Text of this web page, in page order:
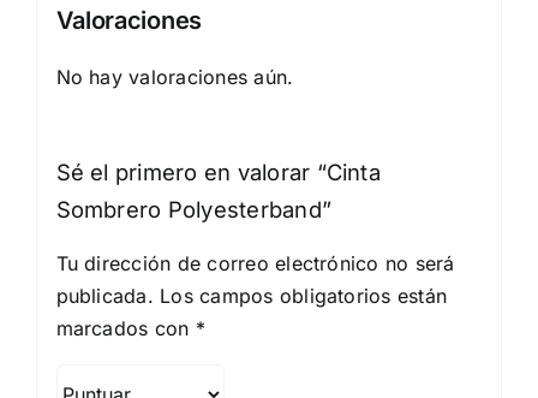
Valoraciones
No hay valoraciones aún.
Sé el primero en valorar “Cinta
Sombrero Polyesterband”
Tu dirección de correo electrónico no será
publicada. Los campos obligatorios están
marcados con *